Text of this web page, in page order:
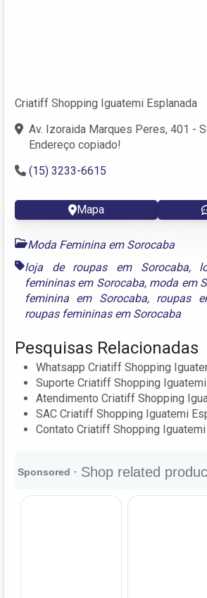
Criatiff Shopping Iguatemi Esplanada
Av. Izoraida Marques Peres, 401 -
Endereço copiado!
(15) 3233-6615
Mapa
Moda Feminina em Sorocaba
loja de roupas em Sorocaba,
femininas em Sorocaba, moda em
feminina em Sorocaba, roupas
roupas femininas em Sorocaba
Pesquisas Relacionadas
Whatsapp Criatiff Shopping
Suporte Criatiff Shopping
Atendimento Criatiff Shopping
SAC Criatiff Shopping Iguatemi
Contato Criatiff Shopping